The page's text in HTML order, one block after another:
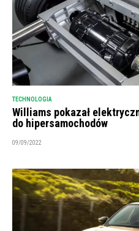
TECHNOLOGIA
Williams pokazał
do hipersamochodów
09/09/2022